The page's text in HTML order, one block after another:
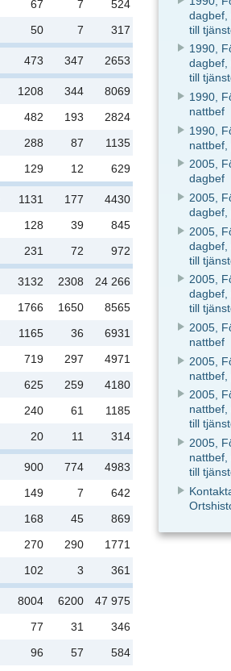
67 7
524
50 7 317
473 347 2653
1208 344
8069
482 193
2824
288 87
1135
129 12 629
1131 177
4430
128 39
845
231 72 972
3132 2308
24 266
1766 1650
8565
1165 36
6931
719 297
4971
625 259
4180
240 61
1185
20 11 314
900 774
4983
149 7
642
168 45
869
270 290
1771
102 3 361
8004 6200
47 975
77 31
346
96 57
584
dagbef,
till
1990,
dagbef,
till
1990,
nattbef
1990,
nattbef,
2005,
dagbef
2005,
dagbef,
2005,
dagbef,
till
2005,
dagbef,
till
2005,
nattbef
2005,
nattbef,
2005,
till
2005,
till